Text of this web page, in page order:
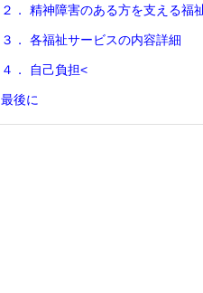
２． 精神障害のある方を支える福
３． 各福祉サービスの内容詳細
４． 自己負担<
最後に